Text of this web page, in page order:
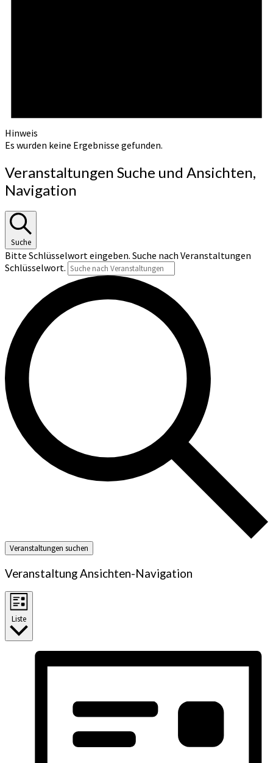
Hinweis
Es wurden keine Ergebnisse gefunden.
Veranstaltungen Suche und Ansichten,
Navigation
Suche
Bitte Schlüsselwort eingeben. Suche nach Veranstaltungen
Schlüsselwort.
Veranstaltungen suchen
Veranstaltung Ansichten-Navigation
Liste